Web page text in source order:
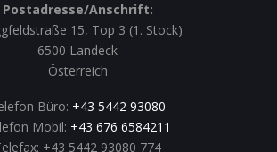
Postadresse/Anschrift:
15, Top 3 (1. Stock)
6500 Landeck
Österreich
Büro: +43 5442 93080
Mobil: +43 676 6584211
+43 5442 93080 774